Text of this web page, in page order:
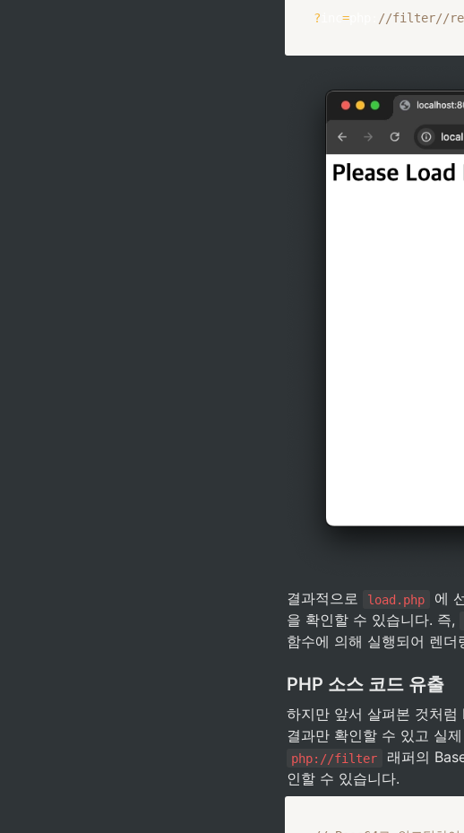
? = //filter//
결과적으로 load.php 에
을 확인할 수 있습니다. 즉,
함수에 의해 실행되어 렌
PHP 소스 코드 유출
하지만 앞서 살펴본 것처
php://filter
래퍼의
인할 수 있습니다.